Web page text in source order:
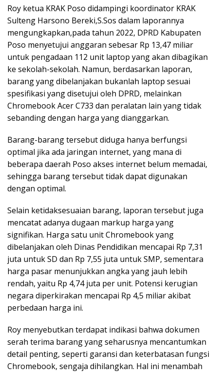
Roy ketua KRAK Poso didampingi koordinator KRAK
Sulteng Harsono Bereki,S.Sos dalam laporannya
mengungkapkan,pada tahun 2022, DPRD Kabupaten
Poso menyetujui anggaran sebesar Rp 13,47 miliar
untuk pengadaan 112 unit laptop yang akan dibagikan
ke sekolah-sekolah. Namun, berdasarkan laporan,
barang yang dibelanjakan bukanlah laptop sesuai
spesifikasi yang disetujui oleh DPRD, melainkan
Chromebook Acer C733 dan peralatan lain yang tidak
sebanding dengan harga yang dianggarkan.
Barang-barang tersebut diduga hanya berfungsi
optimal jika ada jaringan internet, yang mana di
beberapa daerah Poso akses internet belum memadai,
sehingga barang tersebut tidak dapat digunakan
dengan optimal.
Selain ketidaksesuaian barang, laporan tersebut juga
mencatat adanya dugaan markup harga yang
signifikan. Harga satu unit Chromebook yang
dibelanjakan oleh Dinas Pendidikan mencapai Rp 7,31
juta untuk SD dan Rp 7,55 juta untuk SMP, sementara
harga pasar menunjukkan angka yang jauh lebih
rendah, yaitu Rp 4,74 juta per unit. Potensi kerugian
negara diperkirakan mencapai Rp 4,5 miliar akibat
perbedaan harga ini.
Roy menyebutkan terdapat indikasi bahwa dokumen
serah terima barang yang seharusnya mencantumkan
detail penting, seperti garansi dan keterbatasan fungsi
Chromebook, sengaja dihilangkan. Hal ini menambah